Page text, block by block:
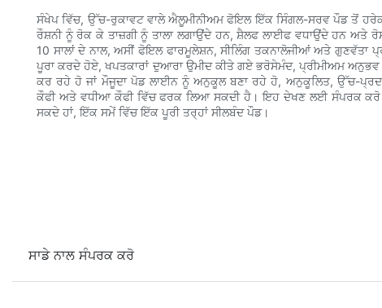
ਸੰਖੇਪ ਵਿੱਚ, ਉੱਚ-ਰੁਕਾਵਟ ਵਾਲੇ ਐਲੂਮੀਨੀਅਮ ਫੋਇਲ ਇੱਕ ਸਿੰਗਲ-ਸਰਵ ਪੌਡ ਤੋਂ
ਰੌਸ਼ਨੀ ਨੂੰ ਰੋਕ ਕੇ ਤਾਜ਼ਗੀ ਨੂੰ ਤਾਲਾ ਲਗਾਉਂਦੇ ਹਨ, ਸ਼ੈਲਫ ਲਾਈਫ ਵਧਾਉਂਦੇ ਹਨ
10 ਸਾਲਾਂ ਦੇ ਨਾਲ, ਅਸੀਂ ਫੋਇਲ ਫਾਰਮੂਲੇਸ਼ਨ, ਸੀਲਿੰਗ ਤਕਨਾਲੋਜੀਆਂ ਅਤੇ ਗੁਣਵੱਤਾ
ਪੂਰਾ ਕਰਦੇ ਹੋਏ, ਖਪਤਕਾਰਾਂ ਦੁਆਰਾ ਉਮੀਦ ਕੀਤੇ ਗਏ ਭਰੋਸੇਮੰਦ, ਪ੍ਰੀਮੀਅਮ
ਕਰ ਰਹੇ ਹੋ ਜਾਂ ਮੌਜੂਦਾ ਪੋਡ ਲਾਈਨ ਨੂੰ ਅਨੁਕੂਲ ਬਣਾ ਰਹੇ ਹੋ, ਅਨੁਕੂਲਿਤ, ਉੱਚ-
ਕੌਫੀ ਅਤੇ ਵਧੀਆ ਕੌਫੀ ਵਿੱਚ ਫਰਕ ਲਿਆ ਸਕਦੀ ਹੈ। ਇਹ ਦੇਖਣ ਲਈ ਸੰਪਰਕ ਕਰੋ
ਸਕਦੇ ਹਾਂ, ਇੱਕ ਸਮੇਂ ਵਿੱਚ ਇੱਕ ਪੂਰੀ ਤਰ੍ਹਾਂ ਸੀਲਬੰਦ ਪੌਡ।
ਸਾਡੇ ਨਾਲ ਸੰਪਰਕ ਕਰੋ